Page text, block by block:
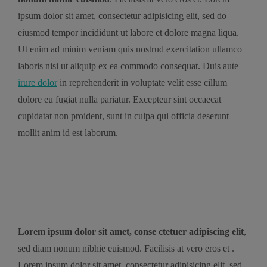
ipsum dolor sit amet, consectetur adipisicing elit, sed do
eiusmod tempor incididunt ut labore et dolore magna liqua.
Ut enim ad minim veniam quis nostrud exercitation ullamco
laboris nisi ut aliquip ex ea commodo consequat. Duis aute
irure dolor in reprehenderit in voluptate velit esse cillum
dolore eu fugiat nulla pariatur. Excepteur sint occaecat
cupidatat non proident, sunt in culpa qui officia deserunt
mollit anim id est laborum.
Lorem ipsum dolor sit amet, conse ctetuer adipiscing elit,
sed diam nonum nibhie euismod. Facilisis at vero eros et .
Lorem ipsum dolor sit amet, consectetur adipisicing elit, sed